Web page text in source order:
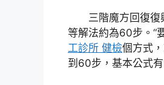
三階魔方回復復
等解法約為60步。“
工診所 健檢個方式
到60步，基本公式有